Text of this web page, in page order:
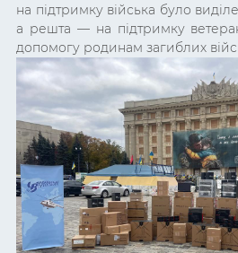
на підтримку війська було
а решта — на підтримку
допомогу родинам загиблих